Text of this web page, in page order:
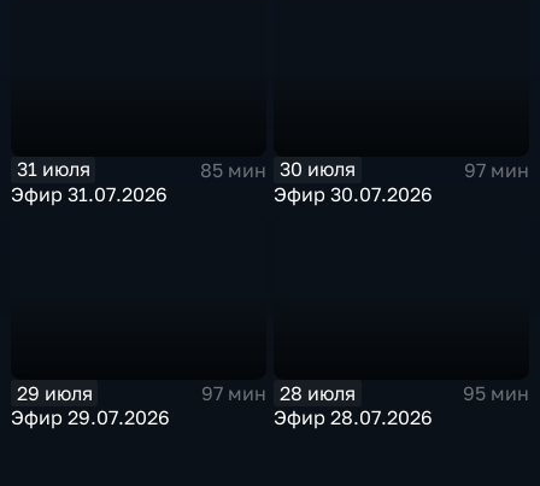
31 июля
85 мин
Эфир 31.07.2026
30 июля
97 мин
Эфир 30.07.2026
29 июля
97 мин
Эфир 29.07.2026
28 июля
95 мин
Эфир 28.07.2026